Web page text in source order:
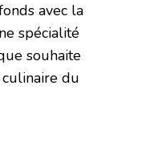
avec la
spécialité
souhaite
du